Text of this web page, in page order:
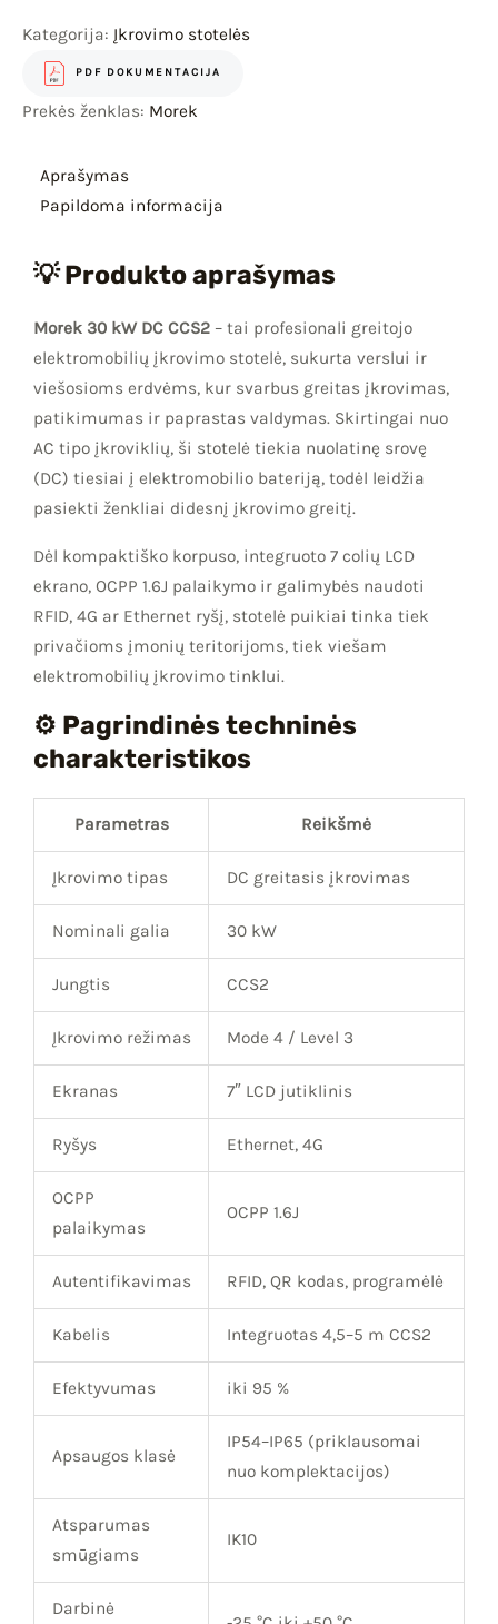
Kategorija: Įkrovimo stotelės
PDF DOKUMENTACIJA
Prekės ženklas: Morek
Aprašymas
Papildoma informacija
💡 Produkto aprašymas
Morek 30 kW DC CCS2 – tai profesionali greitojo
elektromobilių įkrovimo stotelė, sukurta verslui ir
viešosioms erdvėms, kur svarbus greitas įkrovimas,
patikimumas ir paprastas valdymas. Skirtingai nuo
AC tipo įkroviklių, ši stotelė tiekia nuolatinę srovę
(DC) tiesiai į elektromobilio bateriją, todėl leidžia
pasiekti ženkliai didesnį įkrovimo greitį.
Dėl kompaktiško korpuso, integruoto 7 colių LCD
ekrano, OCPP 1.6J palaikymo ir galimybės naudoti
RFID, 4G ar Ethernet ryšį, stotelė puikiai tinka tiek
privačioms įmonių teritorijoms, tiek viešam
elektromobilių įkrovimo tinklui.
⚙️ Pagrindinės techninės
charakteristikos
Parametras Reikšmė
Įkrovimo tipas DC greitasis įkrovimas
Nominali galia 30 kW
Jungtis CCS2
Įkrovimo režimas Mode 4 / Level 3
Ekranas 7″ LCD jutiklinis
Ryšys Ethernet, 4G
OCPP
palaikymas
OCPP 1.6J
Autentifikavimas RFID, QR kodas, programėlė
Kabelis Integruotas 4,5–5 m CCS2
Efektyvumas iki 95 %
Apsaugos klasė
IP54–IP65 (priklausomai
nuo komplektacijos)
Atsparumas
smūgiams
IK10
Darbinė